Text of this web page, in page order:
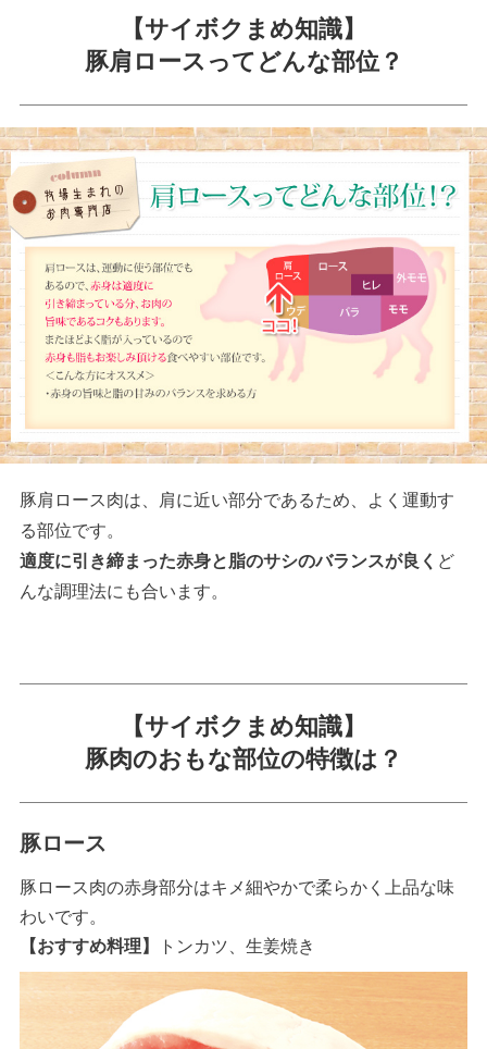
【サイボクまめ知識】
豚肩ロースってどんな部位？
豚肩ロース肉は、肩に近い部分であるため、よく運動す
る部位です。
適度に引き締まった赤身と脂のサシのバランスが良く ど
んな調理法にも合います。
【サイボクまめ知識】
豚肉のおもな部位の特徴は？
豚ロース
豚ロース肉の赤身部分はキメ細やかで柔らかく上品な味
わいです。
【おすすめ料理】
トンカツ、生姜焼き